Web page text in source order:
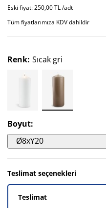
Eski fiyat: 250,00 TL /adt
Tüm fiyatlarımıza KDV dahildir
Renk: Sıcak gri
Boyut:
Ø8xY20
Teslimat seçenekleri
Teslimat